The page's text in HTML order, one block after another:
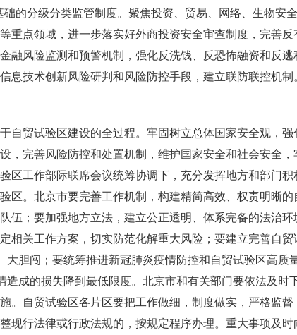
的分级分类监管制度。聚焦投资、贸易、网络、生物安
重点领域，进一步落实好外商投资安全审查制度，完善反
融风险监测和预警机制，强化反洗钱、反恐怖融资和反逃
技术创新风险研判和风险防控手段，建立联防联控机制
自贸试验区建设的全过程。牢固树立总体国家安全观，强
，完善风险防控和处置机制，维护国家安全和社会安全，
区工作部际联席会议统筹协调下，充分发挥地方和部门积
区。北京市要完善工作机制，构建精简高效、权责明晰的
伍；要加强地方立法，建立公正透明、体系完备的法治环
相关工作方案，切实防范化解重大风险；要建立完善自贸
大胆闯；要统筹推进新冠肺炎疫情防控和自贸试验区高质
造成的损失降到最低限度。北京市和有关部门要依法及时
。自贸试验区各片区要把工作做细，制度做实，严格监督
现行法律或行政法规的，按规定程序办理。重大事项及时